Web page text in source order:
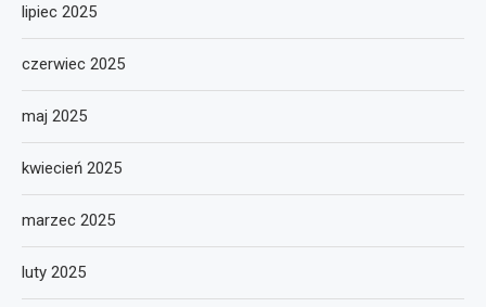
lipiec 2025
czerwiec 2025
maj 2025
kwiecień 2025
marzec 2025
luty 2025